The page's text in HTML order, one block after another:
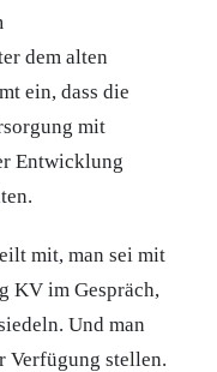
dem alten
ein, dass die
mit
Entwicklung
mit, man sei mit
KV im Gespräch,
Und man
Verfügung stellen.